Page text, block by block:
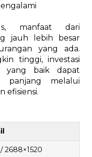
manfaat dari
jauh lebih besar
yang ada.
tinggi, investasi
yang baik dapat
panjang melalui
efisiensi.
2688×1520